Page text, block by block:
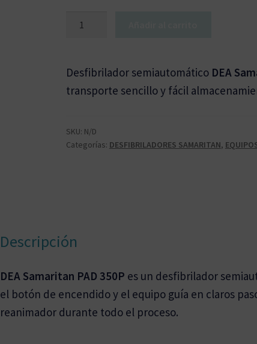
350P
cantidad
Desfibrilador semiautomático DEA
transporte sencillo y fácil
SKU: N/D
Categorías: DESFIBRILADORES SAMARITAN,
Descripción
DEA Samaritan PAD 350P es un desfibrilador
el botón de encendido y el equipo guía en claros
reanimador durante todo el proceso.